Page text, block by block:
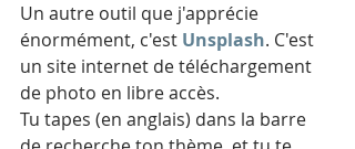
Un autre outil que j'apprécie
énormément, c'est Unsplash. C'est
un site internet de téléchargement
de photo en libre accès.
Tu tapes (en anglais) dans la barre